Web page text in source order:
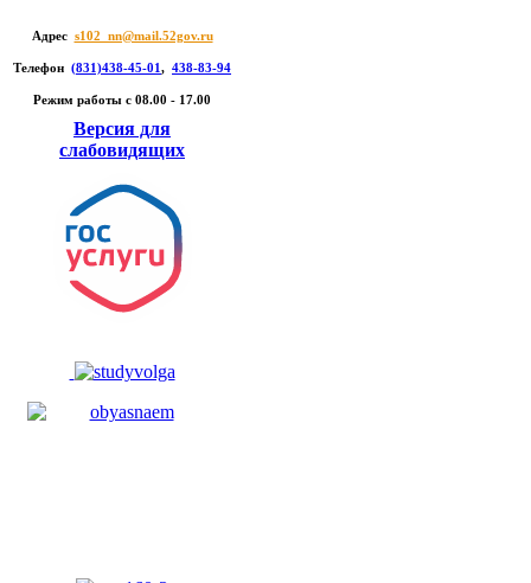
Адрес s102_nn@mail.52gov.ru
Телефон (831)438-45-01 , 438-83-94
Режим работы c 08.00 - 17.00
Версия для
слабовидящих